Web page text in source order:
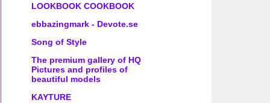
LOOKBOOK COOKBOOK
ebbazingmark - Devote.se
Song of Style
The premium gallery of HQ
Pictures and profiles of
beautiful models
KAYTURE